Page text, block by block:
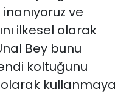
ve
ilkesel olarak
Bey bunu
koltuğunu
kullanmaya